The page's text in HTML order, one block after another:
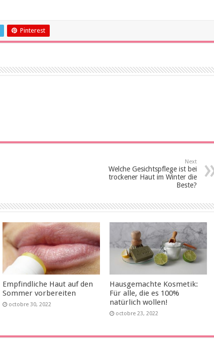
Pinterest
Next
Welche Gesichtspflege ist bei
trockener Haut im Winter die
Beste?
Empfindliche Haut auf den
Sommer vorbereiten
octobre 30, 2022
Hausgemachte Kosmetik:
Für alle, die es 100%
natürlich wollen!
octobre 23, 2022